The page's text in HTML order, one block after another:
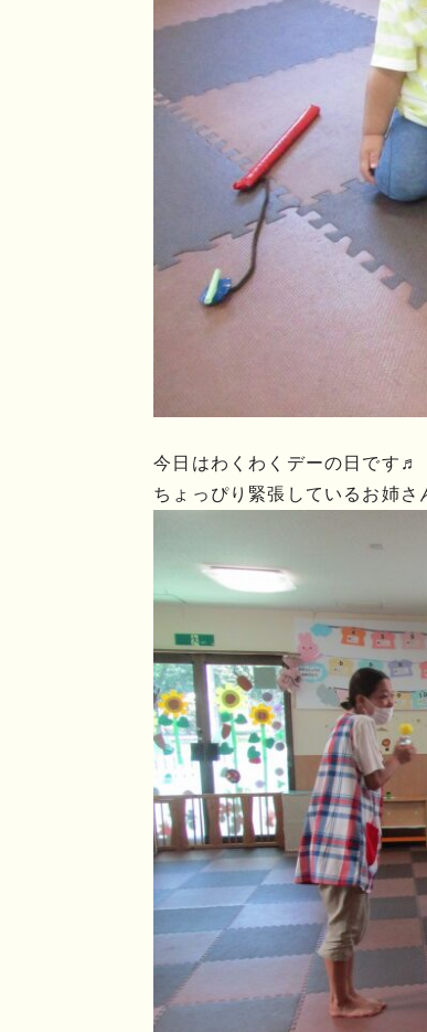
今日はわくわくデーの日です
ちょっぴり緊張しているお姉